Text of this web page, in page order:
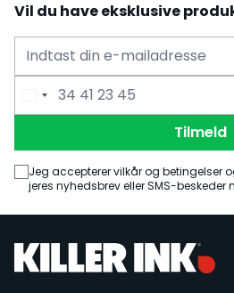
Vil du have eksklusive
E-mailadresse
Telefonnummer
Tilmeld
Jeg accepterer vilkår og betingelser
jeres nyhedsbrev eller SMS-beskeder